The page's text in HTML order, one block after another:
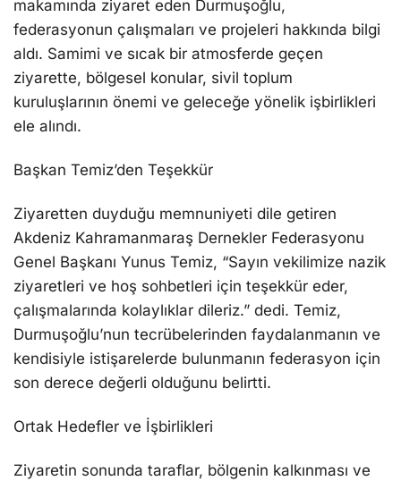
makamında ziyaret eden Durmuşoğlu,
federasyonun çalışmaları ve projeleri hakkında bilgi
aldı. Samimi ve sıcak bir atmosferde geçen
ziyarette, bölgesel konular, sivil toplum
kuruluşlarının önemi ve geleceğe yönelik işbirlikleri
ele alındı.
Başkan Temiz’den Teşekkür
Ziyaretten duyduğu memnuniyeti dile getiren
Akdeniz Kahramanmaraş Dernekler Federasyonu
Genel Başkanı Yunus Temiz, “Sayın vekilimize nazik
ziyaretleri ve hoş sohbetleri için teşekkür eder,
çalışmalarında kolaylıklar dileriz.” dedi. Temiz,
Durmuşoğlu’nun tecrübelerinden faydalanmanın ve
kendisiyle istişarelerde bulunmanın federasyon için
son derece değerli olduğunu belirtti.
Ortak Hedefler ve İşbirlikleri
Ziyaretin sonunda taraflar, bölgenin kalkınması ve